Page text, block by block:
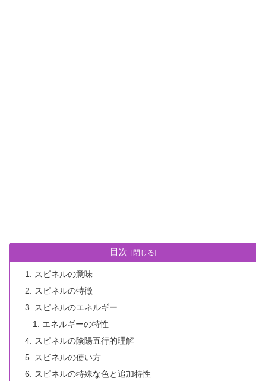
目次
スピネルの意味
スピネルの特徴
スピネルのエネルギー
エネルギーの特性
スピネルの陰陽五行的理解
スピネルの使い方
スピネルの特殊な色と追加特性